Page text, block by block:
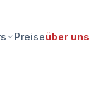
Preiseüber uns